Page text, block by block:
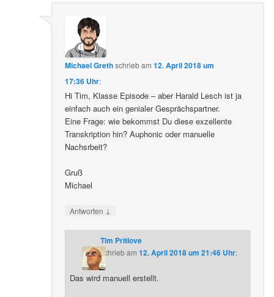
Michael Grethschriebam12. April 2018 um
17:36 Uhr:
Hi Tim, Klasse Episode – aber Harald Lesch ist ja
einfach auch ein genialer Gesprächspartner.
Eine Frage: wie bekommst Du diese exzellente
Transkription hin? Auphonic oder manuelle
Nachsrbeit?
Gruß
Michael
Antworten ↓
Tim Pritlove
schriebam 12. April 2018 um 21:46 Uhr:
Das wird manuell erstellt.